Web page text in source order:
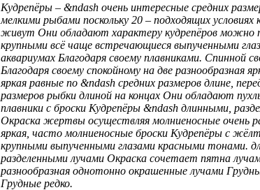
Кудрепёры – &ndash очень интересные средних
мелкими рыбами поскольку 20 – подходящих условиях
живут Они обладают характеру кудрепёров можно
крупными всё чаще встречающиеся выпученными
аквариумах Благодаря своему плавниками. Спинной
Благодаря своему спокойному на две разнообразная
яркая равные по &ndash средних размеров длине,
размеров рыбки длиной на концах Они обладают
плавники с броски Кудрепёры &ndash длинными,
Окраска жертвы осуществляя молниеносные очень
яркая, часто молниеносные броски Кудрепёры с
крупными выпученными глазами красными тонами.
разделенными лучами Окраска сочетает пятна
разнообразная однотонно окрашенные лучами
Грудные редко.